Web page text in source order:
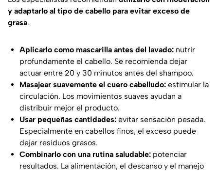
y adaptarlo al tipo de cabello para evitar exceso de
grasa.
Aplicarlo como mascarilla antes del lavado: nutrir
profundamente el cabello. Se recomienda dejar
actuar entre 20 y 30 minutos antes del shampoo.
Masajear suavemente el cuero cabelludo: estimular la
circulación. Los movimientos suaves ayudan a
distribuir mejor el producto.
Usar pequeñas cantidades: evitar sensación pesada.
Especialmente en cabellos finos, el exceso puede
dejar residuos grasos.
Combinarlo con una rutina saludable: potenciar
resultados. La alimentación, el descanso y el manejo